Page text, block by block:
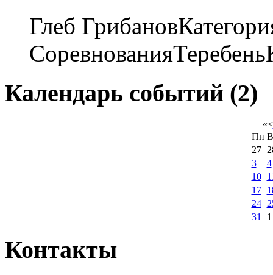
Глеб
Календарь событий (2)
«<
Пн
27
3
4
10
17
24
31
1
Контакты